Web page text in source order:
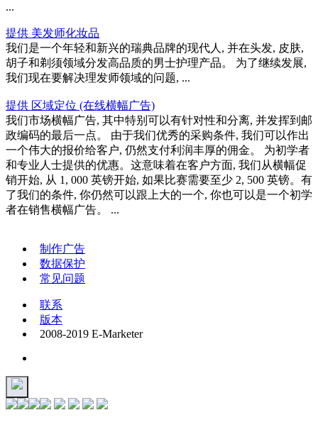
...
提供 美发师化妆品
我们是一个年轻和新兴的瑞典品牌的现代人, 并在头发, 皮肤,
胡子和剃须领域分发高品质的男士护理产品。 为了继续发展,
我们现在要解决理发师领域的问题, ...
提供 区域定位 (在线横幅广告)
我们市场横幅广告, 其中特别可以有针对性和分离, 并发挥到邮
政编码的最后一点。 由于我们优秀的采购条件, 我们可以作出
一个伟大的报价给客户, 仍然支付利润丰厚的佣金。 为初学者
和专业人士提供的优惠。这意味着在客户方面, 我们从横幅促
销开始, 从 1, 000 英镑开始, 如果比赛需要至少 2, 500 英镑。有
了我们的条件, 你仍然可以跟上大的一个, 你也可以是一个初学
者在销售横幅广告。 ...
制作广告
数据保护
常见问题
联系
版本
2008-2019 E-Marketer